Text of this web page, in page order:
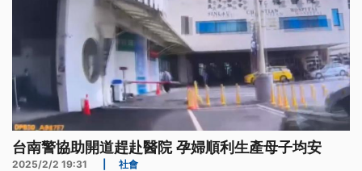
台南警協助開道趕赴醫院 孕婦順利生產母子均安
2025/2/2 19:31 社會